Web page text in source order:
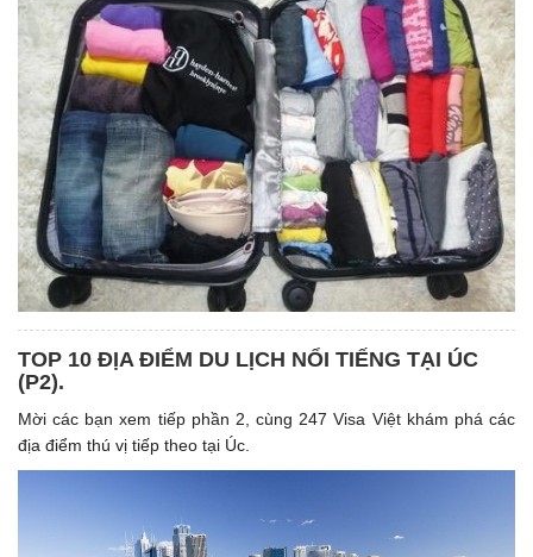
TOP 10 ĐỊA ĐIỂM DU LỊCH NỔI TIẾNG TẠI ÚC
(P2).
Mời các bạn xem tiếp phần 2, cùng 247 Visa Việt khám phá các
địa điểm thú vị tiếp theo tại Úc.